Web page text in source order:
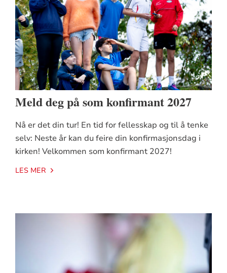
Meld deg på som konfirmant 2027
Nå er det din tur! En tid for fellesskap og til å tenke
selv: Neste år kan du feire din konfirmasjonsdag i
kirken! Velkommen som konfirmant 2027!
LES MER